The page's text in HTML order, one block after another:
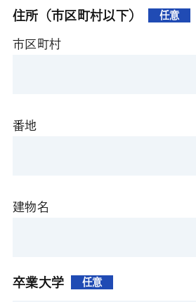
住所（市区町村以下） 任意
市区町村
番地
建物名
卒業大学 任意